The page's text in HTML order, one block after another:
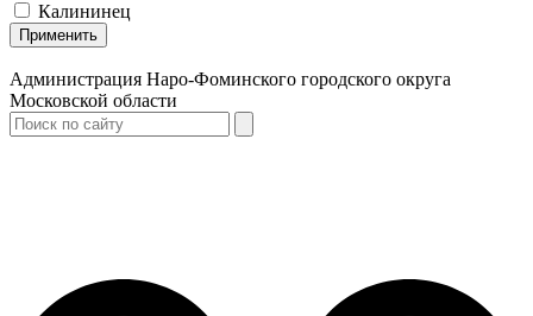
Калининец
Применить
Администрация Наро-Фоминского городского округа
Московской области